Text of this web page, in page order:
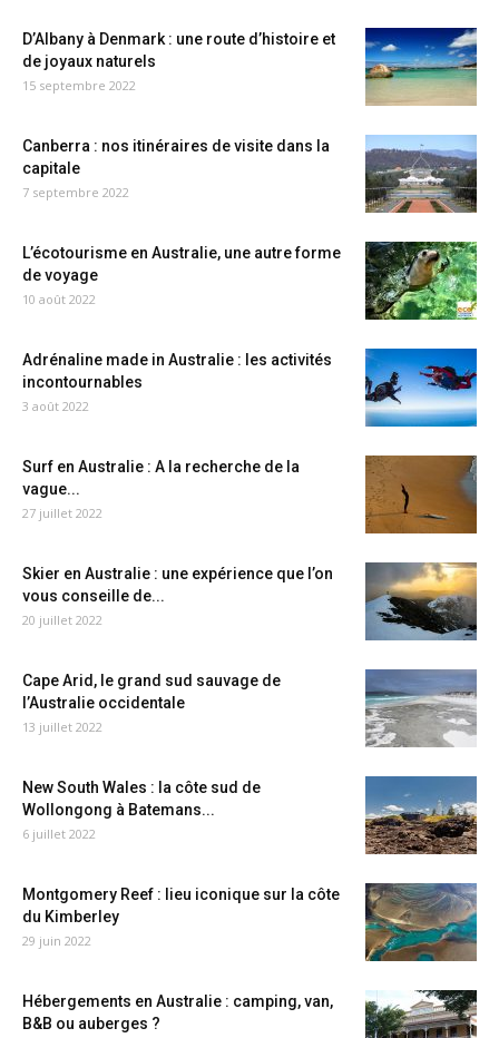
D’Albany à Denmark : une route d’histoire et
de joyaux naturels
15 septembre 2022
Canberra : nos itinéraires de visite dans la
capitale
7 septembre 2022
L’écotourisme en Australie, une autre forme
de voyage
10 août 2022
Adrénaline made in Australie : les activités
incontournables
3 août 2022
Surf en Australie : A la recherche de la
vague...
27 juillet 2022
Skier en Australie : une expérience que l’on
vous conseille de...
20 juillet 2022
Cape Arid, le grand sud sauvage de
l’Australie occidentale
13 juillet 2022
New South Wales : la côte sud de
Wollongong à Batemans...
6 juillet 2022
Montgomery Reef : lieu iconique sur la côte
du Kimberley
29 juin 2022
Hébergements en Australie : camping, van,
B&B ou auberges ?